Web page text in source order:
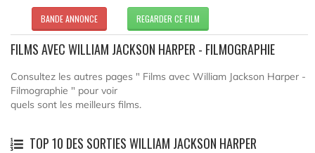
BANDE ANNONCE REGARDER CE FILM
FILMS AVEC WILLIAM JACKSON HARPER - FILMOGRAPHIE
Consultez les autres pages " Films avec William Jackson Harper -
Filmographie " pour voir
quels sont les meilleurs films.
TOP 10 DES SORTIES WILLIAM JACKSON HARPER